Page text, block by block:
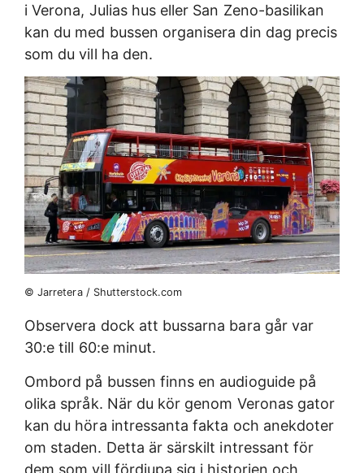
i Verona, Julias hus eller San Zeno-basilikan
kan du med bussen organisera din dag precis
som du vill ha den.
© Jarretera / Shutterstock.com
Observera dock att bussarna bara går var
30:e till 60:e minut.
Ombord på bussen finns en audioguide på
olika språk. När du kör genom Veronas gator
kan du höra intressanta fakta och anekdoter
om staden. Detta är särskilt intressant för
dem som vill fördjupa sig i historien och